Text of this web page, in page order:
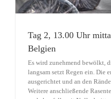
Tag 2, 13.00 Uhr
Belgien
Es wird zunehmend bewölkt,
langsam setzt Regen ein. Die
ausgerichtet und an den
Weitere anschließende